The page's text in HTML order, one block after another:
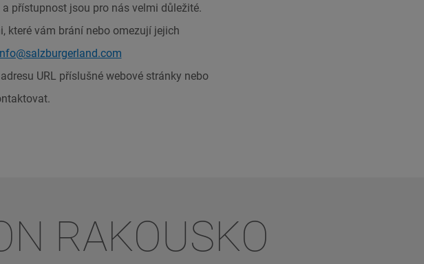
přístupnost jsou pro nás velmi důležité.
které vám brání nebo omezují jejich
URL příslušné webové stránky nebo
RAKOUSKO